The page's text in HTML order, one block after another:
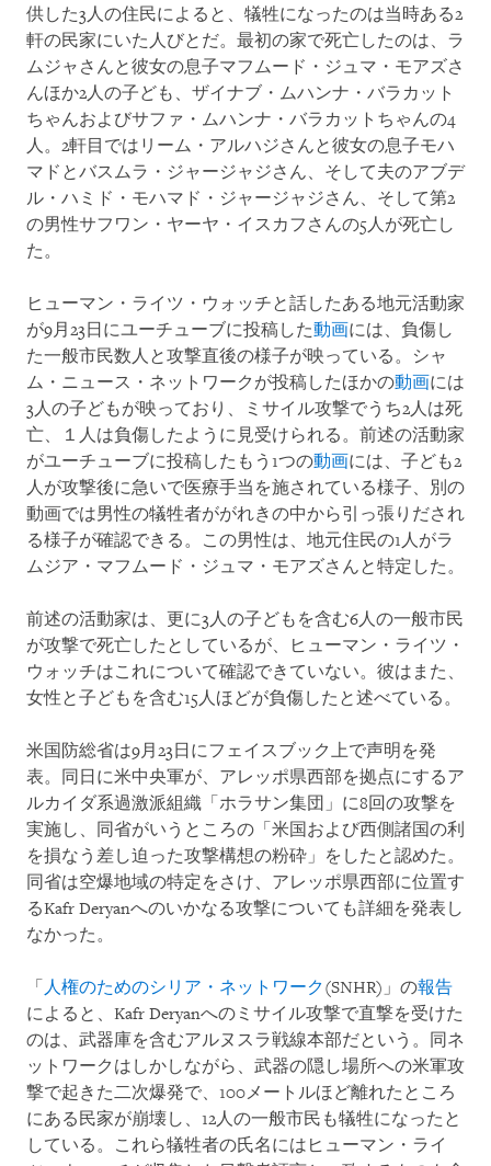
供した3人の住民によると、犠牲になったのは当時ある2
軒の民家にいた人びとだ。最初の家で死亡したのは、ラ
ムジャさんと彼女の息子マフムード・ジュマ・モアズさ
んほか2人の子ども、ザイナブ・ムハンナ・バラカット
ちゃんおよびサファ・ムハンナ・バラカットちゃんの4
人。2軒目ではリーム・アルハジさんと彼女の息子モハ
マドとバスムラ・ジャージャジさん、そして夫のアブデ
ル・ハミド・モハマド・ジャージャジさん、そして第2
の男性サフワン・ヤーヤ・イスカフさんの5人が死亡し
た。
ヒューマン・ライツ・ウォッチと話したある地元活動家
が9月23日にユーチューブに投稿した動画には、負傷し
た一般市民数人と攻撃直後の様子が映っている。シャ
ム・ニュース・ネットワークが投稿したほかの動画には
3人の子どもが映っており、ミサイル攻撃でうち2人は死
亡、１人は負傷したように見受けられる。前述の活動家
がユーチューブに投稿したもう1つの動画には、子ども2
人が攻撃後に急いで医療手当を施されている様子、別の
動画では男性の犠牲者ががれきの中から引っ張りだされ
る様子が確認できる。この男性は、地元住民の1人がラ
ムジア・マフムード・ジュマ・モアズさんと特定した。
前述の活動家は、更に3人の子どもを含む6人の一般市民
が攻撃で死亡したとしているが、ヒューマン・ライツ・
ウォッチはこれについて確認できていない。彼はまた、
女性と子どもを含む15人ほどが負傷したと述べている。
米国防総省は9月23日にフェイスブック上で声明を発
表。同日に米中央軍が、アレッポ県西部を拠点にするア
ルカイダ系過激派組織「ホラサン集団」に8回の攻撃を
実施し、同省がいうところの「米国および西側諸国の利
を損なう差し迫った攻撃構想の粉砕」をしたと認めた。
同省は空爆地域の特定をさけ、アレッポ県西部に位置す
るKafr Deryanへのいかなる攻撃についても詳細を発表し
なかった。
「 人権のためのシリア・ネットワーク(SNHR)」の報告
によると、Kafr Deryanへのミサイル攻撃で直撃を受けた
のは、武器庫を含むアルヌスラ戦線本部だという。同ネ
ットワークはしかしながら、武器の隠し場所への米軍攻
撃で起きた二次爆発で、100メートルほど離れたところ
にある民家が崩壊し、12人の一般市民も犠牲になったと
している。これら犠牲者の氏名にはヒューマン・ライ